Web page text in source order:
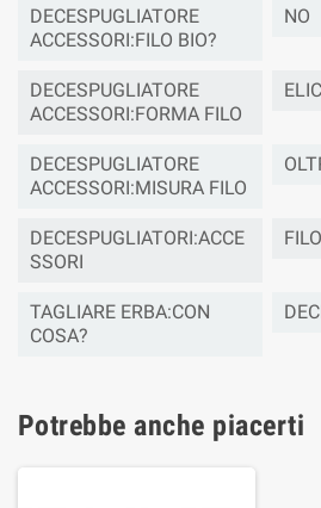
DECESPUGLIATORE
ACCESSORI:FILO BIO?
NO
DECESPUGLIATORE
ACCESSORI:FORMA FILO
DECESPUGLIATORE
ACCESSORI:MISURA FILO
DECESPUGLIATORI:ACCE
SSORI
FILO
TAGLIARE ERBA:CON
COSA?
Potrebbe anche piacerti